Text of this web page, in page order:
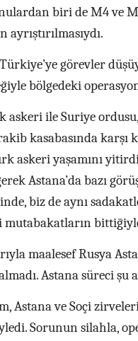
biri de M4 ve
ayrıştırılmasıydı.
görevler
bölgedeki
askeri ile Suriye
kasabasında karşı
askeri yaşamını
Astana’da bazı
biz de aynı
mutabakatların
maalesef Rusya
Astana süreci şu
Astana ve Soçi
Sorunun silahla,